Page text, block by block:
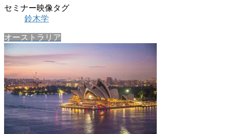
セミナー映像タグ
鈴木学
オーストラリア